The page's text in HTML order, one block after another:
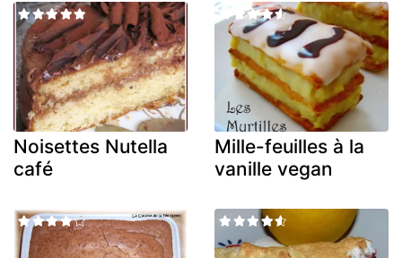
Noisettes Nutella
café
Mille-feuilles à la
vanille vegan